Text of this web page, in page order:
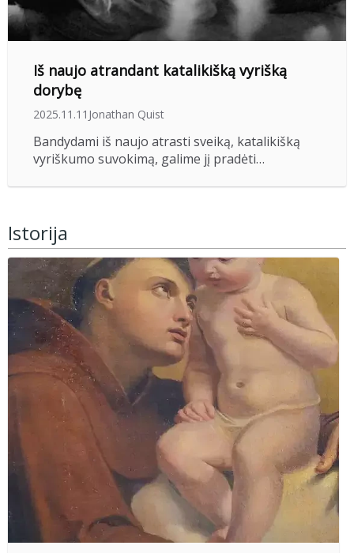
Iš naujo atrandant katalikišką vyrišką
dorybę
2025.11.11 Jonathan Quist
Bandydami iš naujo atrasti sveiką, katalikišką
vyriškumo suvokimą, galime jį pradėti…
Istorija